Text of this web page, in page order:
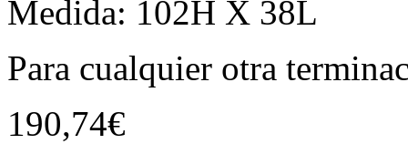
Medida: 102H X 38L
Para cualquier otra
190,74€